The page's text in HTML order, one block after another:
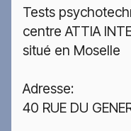
Tests
centre ATTIA
situé en Moselle
Adresse:
40 RUE DU